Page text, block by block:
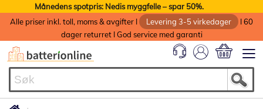
Månedens spotpris: Nedis myggfelle – spar 50%.
Alle priser inkl. toll, moms & avgifter I
Levering 3-5 virkedager
I 60
dager returret I God service med garanti